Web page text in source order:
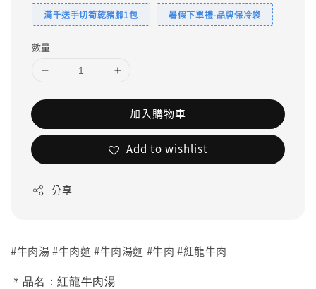
滿千送手切筍乾豬腳1包 暑假下單禮-品牌保冷袋
數量
加入購物車
Add to wishlist
分享
#牛肉湯 #牛肉麵 #牛肉湯麵 #牛肉 #紅龍牛肉
＊品名：紅龍牛肉湯